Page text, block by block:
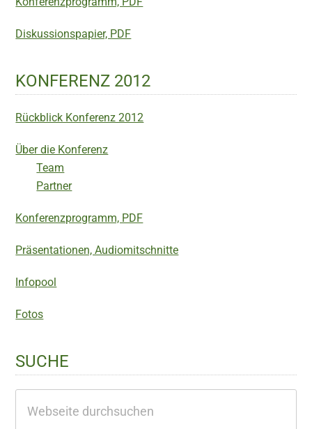
Diskussionspapier, PDF
KONFERENZ 2012
Rückblick Konferenz 2012
Über die Konferenz
Team
Partner
Konferenzprogramm, PDF
Präsentationen, Audiomitschnitte
Infopool
Fotos
SUCHE
durchsuchen